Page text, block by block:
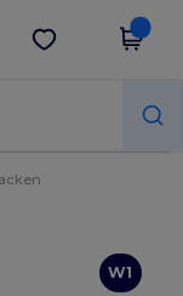
App holen
W1